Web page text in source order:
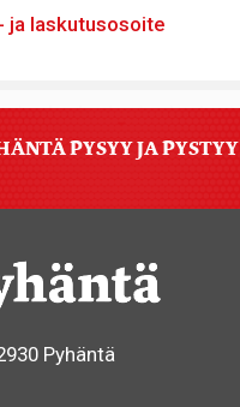
ja laskutusosoite
PYSYY JA PYSTYY
Pyhäntä